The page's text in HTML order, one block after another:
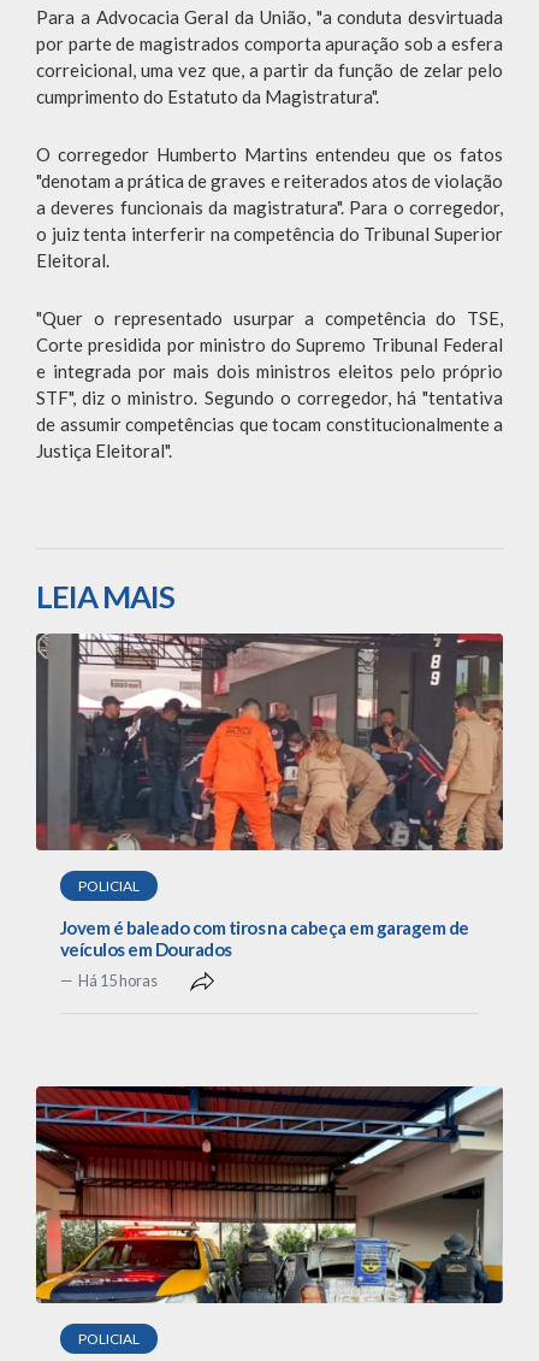
Para a Advocacia Geral da União, "a conduta desvirtuada
por parte de magistrados comporta apuração sob a esfera
correicional, uma vez que, a partir da função de zelar pelo
cumprimento do Estatuto da Magistratura".
O corregedor Humberto Martins entendeu que os fatos
"denotam a prática de graves e reiterados atos de violação
a deveres funcionais da magistratura". Para o corregedor,
o juiz tenta interferir na competência do Tribunal Superior
Eleitoral.
"Quer o representado usurpar a competência do TSE,
Corte presidida por ministro do Supremo Tribunal Federal
e integrada por mais dois ministros eleitos pelo próprio
STF", diz o ministro. Segundo o corregedor, há "tentativa
de assumir competências que tocam constitucionalmente a
Justiça Eleitoral".
LEIA MAIS
POLICIAL
Jovem é baleado com tiros na cabeça em garagem de
veículos em Dourados
Há 15 horas
POLICIAL